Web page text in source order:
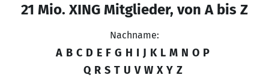
21 Mio. XING Mitglieder, von A bis Z
Nachname:
A B C D E F G H I J K L M N O P
Q R S T U V W X Y Z